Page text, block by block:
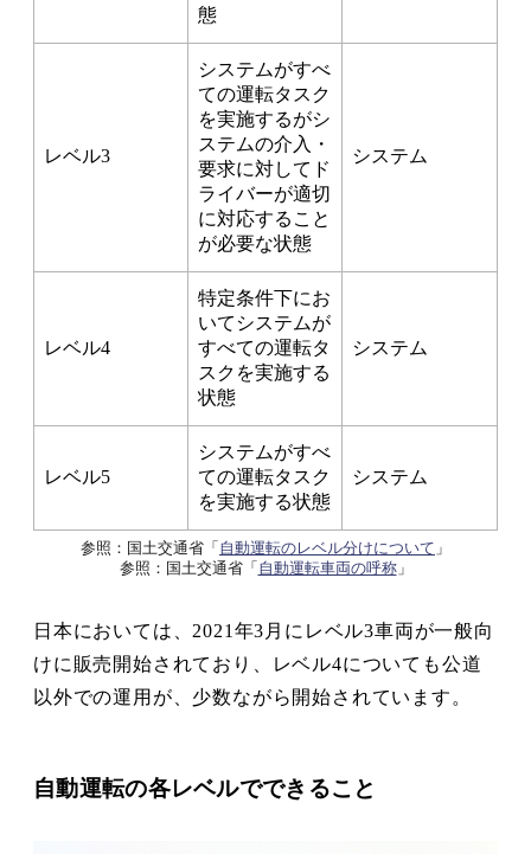
態
レベル3
システムがすべ
ての運転タスク
を実施するがシ
ステムの介入・
要求に対してド
ライバーが適切
に対応すること
が必要な状態
システム
レベル4
特定条件下にお
いてシステムが
すべての運転タ
スクを実施する
状態
システム
レベル5
システムがすべ
ての運転タスク
を実施する状態
システム
参照：国土交通省「 自動運転のレベル分けについて 」
参照：国土交通省「 自動運転車両の呼称」
日本においては、2021年3月にレベル3車両が一般向
けに販売開始されており、レベル4についても公道
以外での運用が、少数ながら開始されています。
自動運転の各レベルでできること